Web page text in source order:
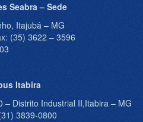
Seabra – Sede
Itajubá – MG
(35) 3622 – 3596
Itabira
– Distrito Industrial II,Itabira – MG
3839-0800